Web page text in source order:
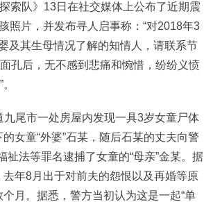
索队》13日在社交媒体上公布了近期震
照片，并发布寻人启事称：“对2018年3
及其生母情况了解的知情人，请联系节
孔后，无不感到悲痛和惋惜，纷纷义愤
尾市一处房屋内发现一具3岁女童尸体
女童“外婆”石某，随后石某的丈夫向警
法等罪名逮捕了女童的“母亲”金某。据
年8月出于对前夫的怨恨以及再婚等原
月。据悉，警方当初认为这是一起“单